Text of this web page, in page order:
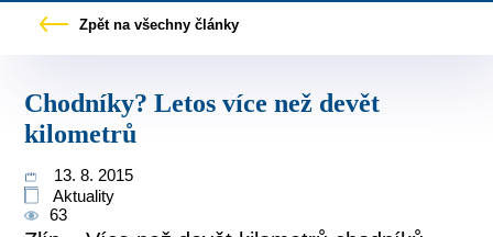
vyřídit Potřebuji zaplatit
Zpět na všechny články
Chodníky? Letos více než devět
kilometrů
13. 8. 2015
Aktuality
63